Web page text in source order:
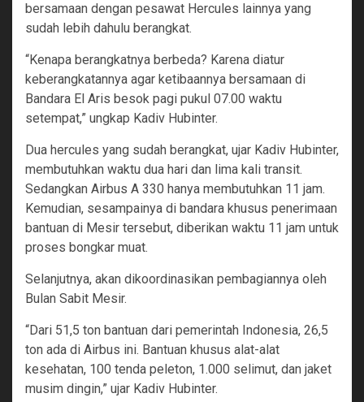
bersamaan dengan pesawat Hercules lainnya yang
sudah lebih dahulu berangkat.
“Kenapa berangkatnya berbeda? Karena diatur
keberangkatannya agar ketibaannya bersamaan di
Bandara El Aris besok pagi pukul 07.00 waktu
setempat,” ungkap Kadiv Hubinter.
Dua hercules yang sudah berangkat, ujar Kadiv Hubinter,
membutuhkan waktu dua hari dan lima kali transit.
Sedangkan Airbus A 330 hanya membutuhkan 11 jam.
Kemudian, sesampainya di bandara khusus penerimaan
bantuan di Mesir tersebut, diberikan waktu 11 jam untuk
proses bongkar muat.
Selanjutnya, akan dikoordinasikan pembagiannya oleh
Bulan Sabit Mesir.
“Dari 51,5 ton bantuan dari pemerintah Indonesia, 26,5
ton ada di Airbus ini. Bantuan khusus alat-alat
kesehatan, 100 tenda peleton, 1.000 selimut, dan jaket
musim dingin,” ujar Kadiv Hubinter.